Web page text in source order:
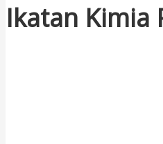
Ikatan Kimia